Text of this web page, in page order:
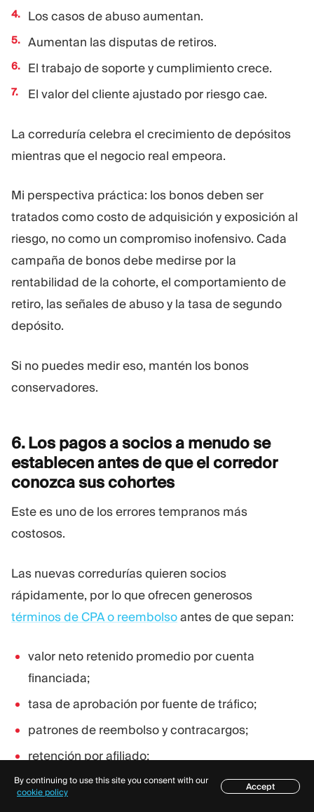
Los casos de abuso aumentan.
Aumentan las disputas de retiros.
El trabajo de soporte y cumplimiento crece.
El valor del cliente ajustado por riesgo cae.
La correduría celebra el crecimiento de depósitos
mientras que el negocio real empeora.
Mi perspectiva práctica: los bonos deben ser
tratados como costo de adquisición y exposición al
riesgo, no como un compromiso inofensivo. Cada
campaña de bonos debe medirse por la
rentabilidad de la cohorte, el comportamiento de
retiro, las señales de abuso y la tasa de segundo
depósito.
Si no puedes medir eso, mantén los bonos
conservadores.
6. Los pagos a socios a menudo se
establecen antes de que el corredor
conozca suscohortes
Este es uno de los errores tempranos más
costosos.
Las nuevas corredurías quieren socios
rápidamente, por lo que ofrecen generosos
términos de CPA o reembolsoantes de que sepan:
valor neto retenido promedio por cuenta
financiada;
tasa de aprobación por fuente de tráfico;
patrones de reembolso y contracargos;
retención por afiliado;
tickets de soporte por cohorte;
Índice
By continuing to use this site you consent with our
cookie policy
Accept